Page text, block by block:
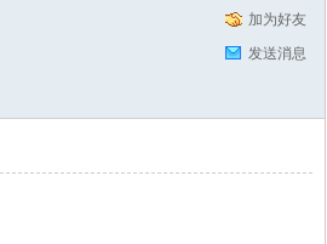
加为好友
发送消息